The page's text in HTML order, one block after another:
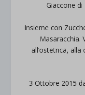
Giaccone
Insieme con
Masaracchia.
all’ostetrica,
3 Ottobre 2015